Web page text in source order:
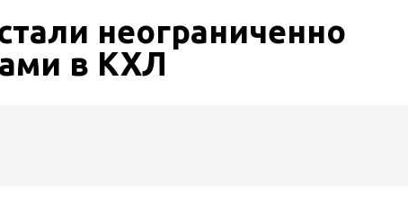
неограниченно
в КХЛ